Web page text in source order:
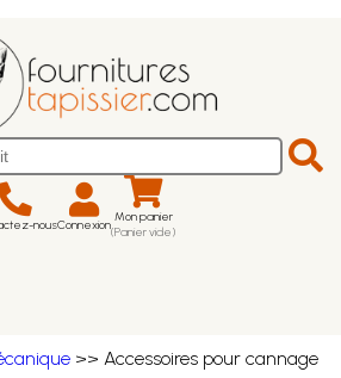
nousConnexion Mon panier
(Panier vide)
>> Accessoires pour cannage